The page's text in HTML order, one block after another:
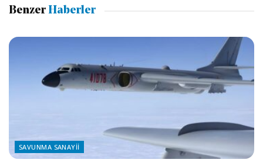
Benzer Haberler
SAVUNMA SANAYII